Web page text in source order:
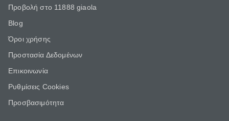
Προβολή στο 11888 giaola
Blog
Όροι χρήσης
Προστασία Δεδομένων
Επικοινωνία
Ρυθμίσεις Cookies
Προσβασιμότητα